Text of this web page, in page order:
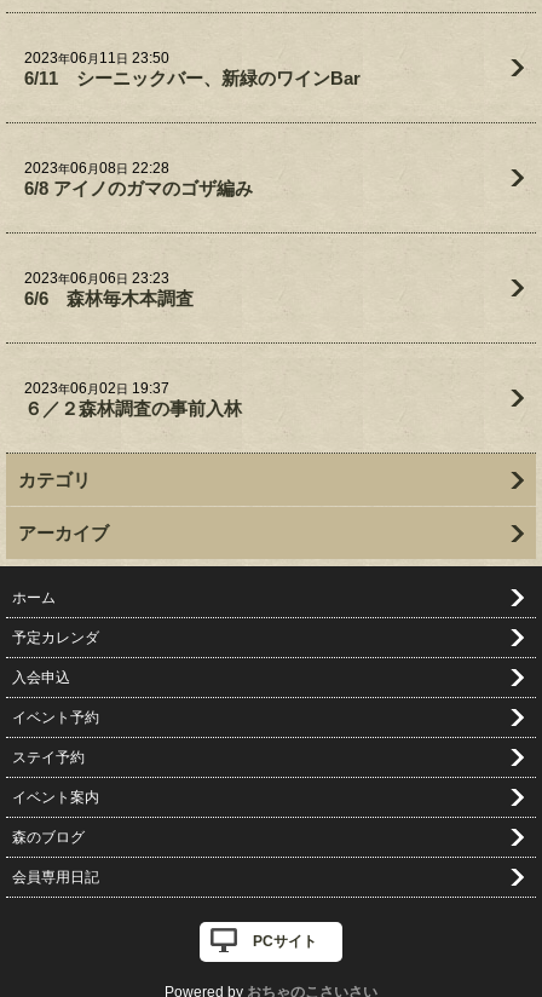
2023年06 月 11日 23:50
6/11 シーニックバー、新緑のワインBar
2023年06 月08日 22:28
6/8 アイノのガマのゴザ編み
2023年06 月06日 23:23
6/6 森林毎木本調査
2023年06 月02日 19:37
６／２森林調査の事前入林
カテゴリ
アーカイブ
ホーム
予定カレンダ
入会申込
イベント予約
ステイ予約
イベント案内
森のブログ
会員専用日記
PCサイト
Powered by おちゃのこさいさい